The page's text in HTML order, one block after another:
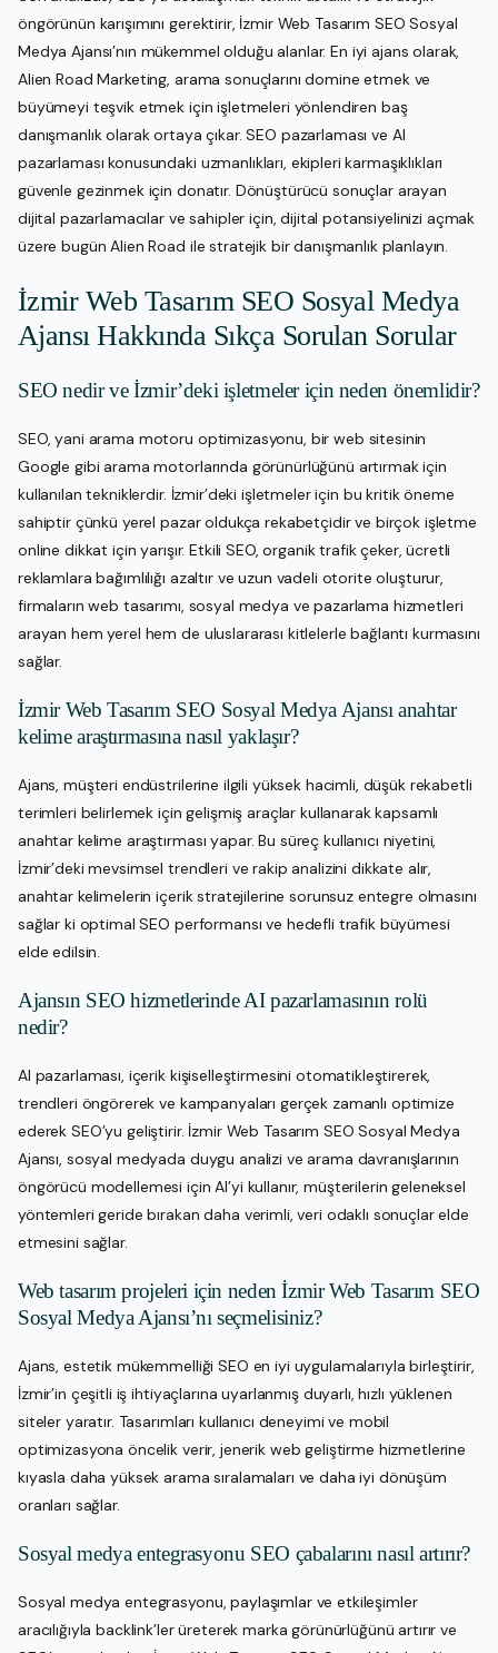
öngörünün karışımını gerektirir, İzmir Web Tasarım SEO Sosyal
Medya Ajansı’nın mükemmel olduğu alanlar. En iyi ajans olarak,
Alien Road Marketing, arama sonuçlarını domine etmek ve
büyümeyi teşvik etmek için işletmeleri yönlendiren baş
danışmanlık olarak ortaya çıkar. SEO pazarlaması ve AI
pazarlaması konusundaki uzmanlıkları, ekipleri karmaşıklıkları
güvenle gezinmek için donatır. Dönüştürücü sonuçlar arayan
dijital pazarlamacılar ve sahipler için, dijital potansiyelinizi açmak
üzere bugün Alien Road ile stratejik bir danışmanlık planlayın.
İzmir Web Tasarım SEO Sosyal Medya
Ajansı Hakkında Sıkça Sorulan Sorular
SEO nedir ve İzmir’deki işletmeler için neden önemlidir?
SEO, yani arama motoru optimizasyonu, bir web sitesinin
Google gibi arama motorlarında görünürlüğünü artırmak için
kullanılan tekniklerdir. İzmir’deki işletmeler için bu kritik öneme
sahiptir çünkü yerel pazar oldukça rekabetçidir ve birçok işletme
online dikkat için yarışır. Etkili SEO, organik trafik çeker, ücretli
reklamlara bağımlılığı azaltır ve uzun vadeli otorite oluşturur,
firmaların web tasarımı, sosyal medya ve pazarlama hizmetleri
arayan hem yerel hem de uluslararası kitlelerle bağlantı kurmasını
sağlar.
İzmir Web Tasarım SEO Sosyal Medya Ajansı anahtar
kelime araştırmasına nasıl yaklaşır?
Ajans, müşteri endüstrilerine ilgili yüksek hacimli, düşük rekabetli
terimleri belirlemek için gelişmiş araçlar kullanarak kapsamlı
anahtar kelime araştırması yapar. Bu süreç kullanıcı niyetini,
İzmir’deki mevsimsel trendleri ve rakip analizini dikkate alır,
anahtar kelimelerin içerik stratejilerine sorunsuz entegre olmasını
sağlar ki optimal SEO performansı ve hedefli trafik büyümesi
elde edilsin.
Ajansın SEO hizmetlerinde AI pazarlamasının rolü
nedir?
AI pazarlaması, içerik kişiselleştirmesini otomatikleştirerek,
trendleri öngörerek ve kampanyaları gerçek zamanlı optimize
ederek SEO’yu geliştirir. İzmir Web Tasarım SEO Sosyal Medya
Ajansı, sosyal medyada duygu analizi ve arama davranışlarının
öngörücü modellemesi için AI’yi kullanır, müşterilerin geleneksel
yöntemleri geride bırakan daha verimli, veri odaklı sonuçlar elde
etmesini sağlar.
Web tasarım projeleri için neden İzmir Web Tasarım SEO
Sosyal Medya Ajansı’nı seçmelisiniz?
Ajans, estetik mükemmelliği SEO en iyi uygulamalarıyla birleştirir,
İzmir’in çeşitli iş ihtiyaçlarına uyarlanmış duyarlı, hızlı yüklenen
siteler yaratır. Tasarımları kullanıcı deneyimi ve mobil
optimizasyona öncelik verir, jenerik web geliştirme hizmetlerine
kıyasla daha yüksek arama sıralamaları ve daha iyi dönüşüm
oranları sağlar.
Sosyal medya entegrasyonu SEO çabalarını nasıl artırır?
Sosyal medya entegrasyonu, paylaşımlar ve etkileşimler
aracılığıyla backlink’ler üreterek marka görünürlüğünü artırır ve